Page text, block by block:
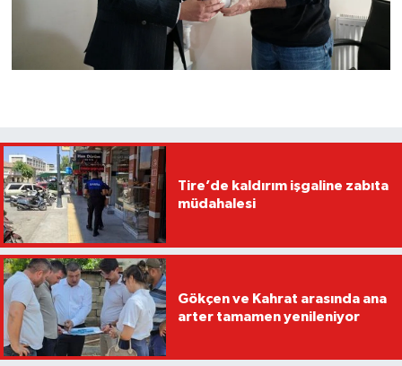
Tire’de kaldırım işgaline zabıta
müdahalesi
Gökçen ve Kahrat arasında ana
arter tamamen yenileniyor